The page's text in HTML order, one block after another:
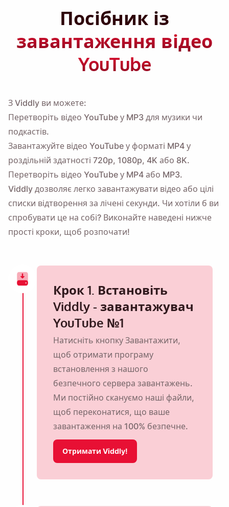
Посібник із
завантаження відео
YouTube
З Viddly ви можете:
Перетворіть відео YouTube у MP3 для музики чи
подкастів.
Завантажуйте відео YouTube у форматі MP4 у
роздільній здатності 720p, 1080p, 4K або 8K.
Перетворіть відео YouTube у MP4 або MP3.
Viddly дозволяє легко завантажувати відео або цілі
списки відтворення за лічені секунди. Чи хотіли б ви
спробувати це на собі? Виконайте наведені нижче
прості кроки, щоб розпочати!
Крок 1. Встановіть
Viddly - завантажувач
YouTube №1
Натисніть кнопку Завантажити,
щоб отримати програму
встановлення з нашого
безпечного сервера завантажень.
Ми постійно скануємо наші файли,
щоб переконатися, що ваше
завантаження на 100% безпечне.
Отримати Viddly!